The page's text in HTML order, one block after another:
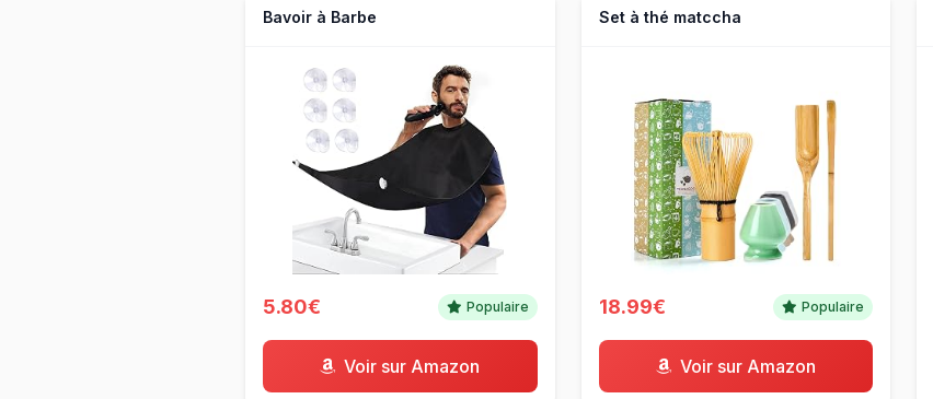
Bavoir à Barbe
5.80€ Populaire
Voir sur Amazon
Set à thé matccha
18.99€ Populaire
Voir sur Amazon